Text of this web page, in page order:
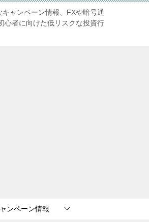
ャンペーン情報、FXや暗号通
心者に向けた低リスクな投資行
ンペーン情報